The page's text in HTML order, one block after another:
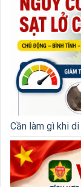
Cần làm gì khi